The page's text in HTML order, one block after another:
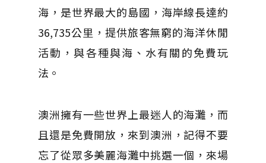
海，是世界最大的島國，海岸線長達約
36,735公里，提供旅客無窮的海洋休閒
活動，與各種與海、水有關的免費玩
法。
澳洲擁有一些世界上最迷人的海灘，而
且還是免費開放，來到澳洲，記得不要
忘了從眾多美麗海灘中挑選一個，來場